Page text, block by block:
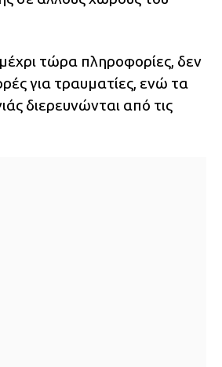
τώρα πληροφορίες, δεν
για τραυματίες, ενώ τα
διερευνώνται από τις